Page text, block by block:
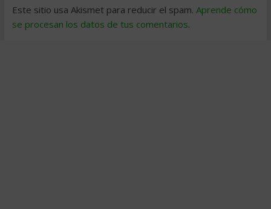
Este sitio usa Akismet para reducir el spam. Aprende cómo
se procesan los datos de tus comentarios.